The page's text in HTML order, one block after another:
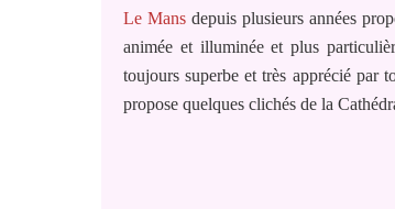
Le Mans depuis plusieurs années
animée et illuminée et plus
toujours superbe et très apprécié par
propose quelques clichés de la